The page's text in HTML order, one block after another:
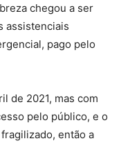
chegou a ser
assistenciais
pago pelo
de 2021, mas com
pelo público, e o
então a